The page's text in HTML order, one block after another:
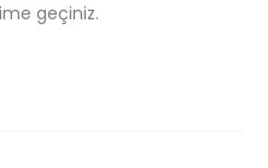
geçiniz.